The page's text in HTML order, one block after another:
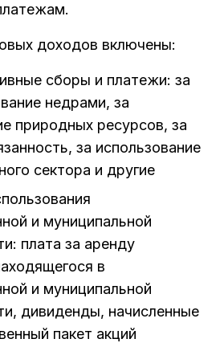
доходов включены:
сборы и платежи: за
недрами, за
природных ресурсов, за
за использование
сектора и другие
и муниципальной
плата за аренду
в
и муниципальной
дивиденды, начисленные
пакет акций